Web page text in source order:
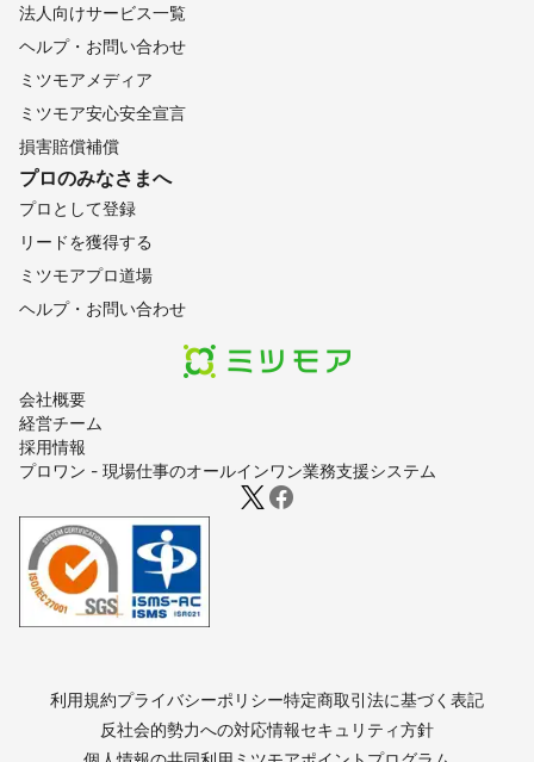
会社概要
経営チーム
採用情報
プロワン - 現場仕事のオールインワン業務支援システム
法人向けサービス一覧
ヘルプ・お問い合わせ
ミツモアメディア
ミツモア安心安全宣言
損害賠償補償
プロのみなさまへ
プロとして登録
リードを獲得する
ミツモアプロ道場
ヘルプ・お問い合わせ
利用規約プライバシーポリシー特定商取引法に基づく表記
反社会的勢力への対応情報セキュリティ方針